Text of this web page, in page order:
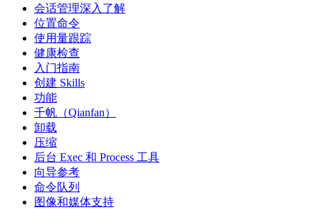
会话管理深入了解
位置命令
使用量跟踪
健康检查
入门指南
创建 Skills
功能
千帆（Qianfan）
卸载
压缩
后台 Exec 和 Process 工具
向导参考
命令队列
图像和媒体支持